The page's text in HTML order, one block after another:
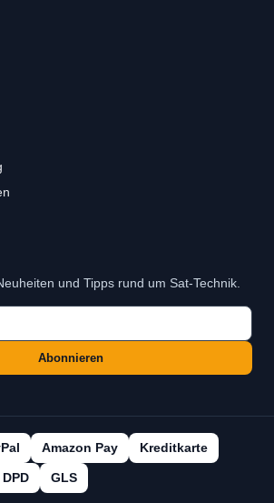
und Tipps rund um Sat-Technik.
Abonnieren
Amazon Pay Kreditkarte
DPD GLS